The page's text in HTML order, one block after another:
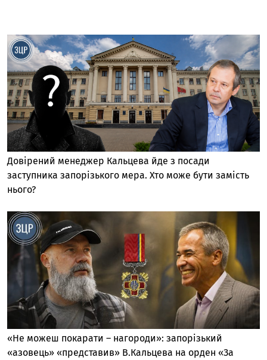
Довірений менеджер Кальцева йде з посади
заступника запорізького мера. Хто може бути замість
нього?
«Не можеш покарати – нагороди»: запорізький
«азовець» «представив» В.Кальцева на орден «За